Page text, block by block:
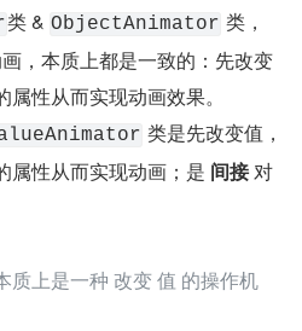
类 & ObjectAnimator 类，
，本质上都是一致的：先改变
性从而实现动画效果。
类是先改变值，
属性从而实现动画；是 间接 对
质上是一种 改变 值 的操作机